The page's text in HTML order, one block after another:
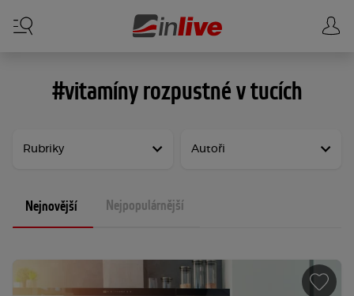
#vitamíny rozpustné v tucích
Nejnovější Nejpopulárnější
Rubriky Autoři